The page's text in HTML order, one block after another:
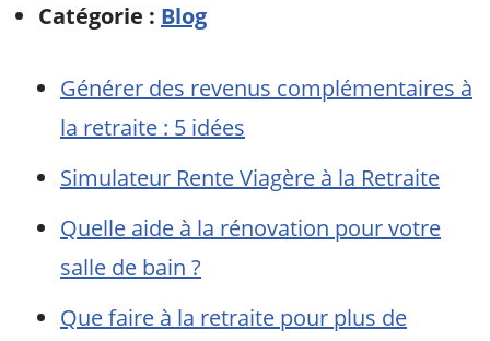
Catégorie : Blog
Générer des revenus complémentaires à
la retraite : 5 idées
Simulateur Rente Viagère à la Retraite
Quelle aide à la rénovation pour votre
salle de bain ?
Que faire à la retraite pour plus de